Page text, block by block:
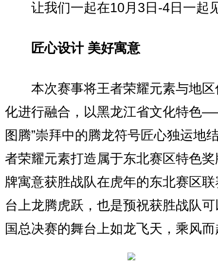
让我们一起在10月3日-4日一起
匠心设计 美好寓意
本次赛事将王者荣耀元素与地区
化进行融合，以黑龙江省文化特色
图腾”崇拜中的腾龙符号匠心独运地
者荣耀元素打造属于东北赛区特色
牌寓意获胜战队在虎年的东北赛区
台上龙腾虎跃，也是预祝获胜战队
国总决赛的舞台上如龙飞天，乘风